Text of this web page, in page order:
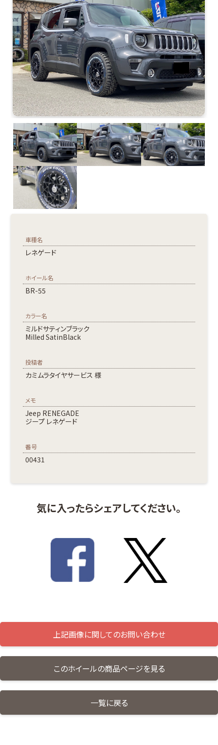
車種名
レネゲード
ホイール名
BR-55
カラー名
ミルドサティンブラック
Milled SatinBlack
投稿者
カミムラタイヤサービス 様
メモ
Jeep RENEGADE
ジープ レネゲード
番号
00431
気に入ったらシェアしてください。
上記画像に関してのお問い合わせ
このホイールの商品ページを見る
一覧に戻る